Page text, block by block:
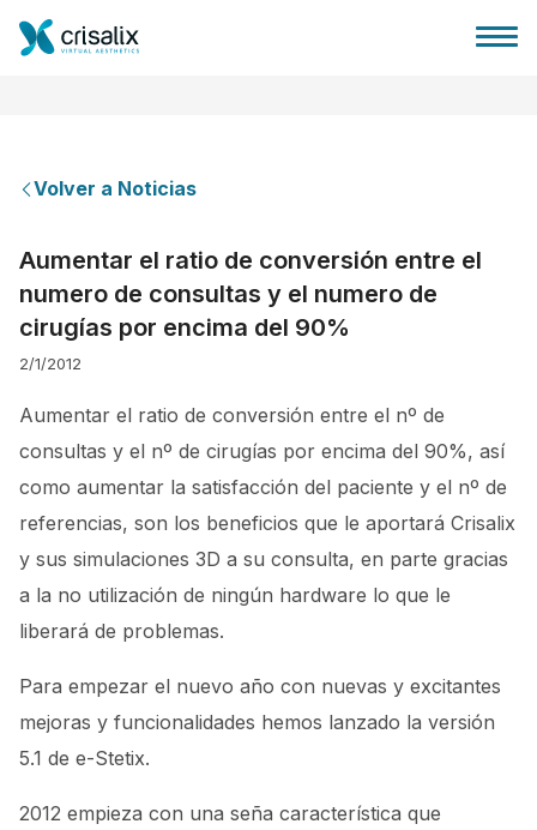
Plataforma 3D de negocio
Planes y Precios
Reseñas de pacientes
Volver a Noticias
Aumentar el ratio de conversión entre el
numero de consultas y el numero de
cirugías por encima del 90%
2/1/2012
Aumentar el ratio de conversión entre el nº de
consultas y el nº de cirugías por encima del 90%, así
como aumentar la satisfacción del paciente y el nº de
referencias, son los beneficios que le aportará Crisalix
y sus simulaciones 3D a su consulta, en parte gracias
a la no utilización de ningún hardware lo que le
liberará de problemas.
Para empezar el nuevo año con nuevas y excitantes
mejoras y funcionalidades hemos lanzado la versión
5.1 de e-Stetix.
2012 empieza con una seña característica que